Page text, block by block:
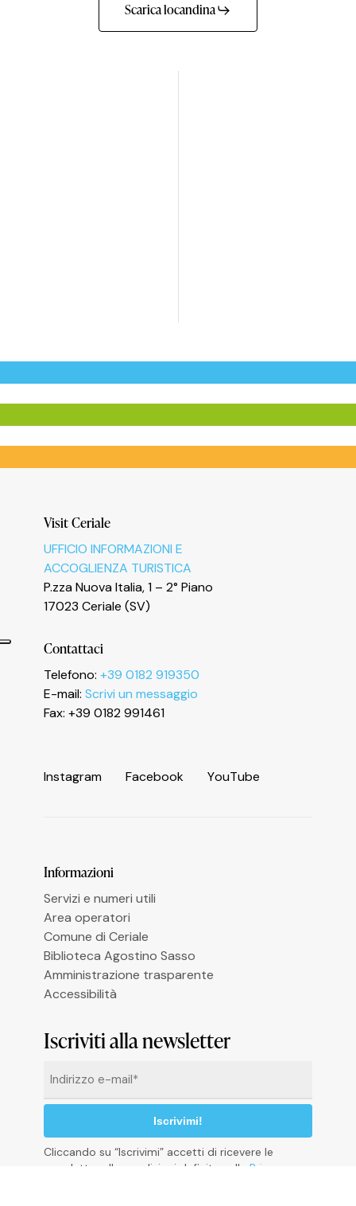
Scarica locandina
Visit Ceriale
UFFICIO INFORMAZIONI E
ACCOGLIENZA TURISTICA
P.zza Nuova Italia, 1 – 2° Piano
17023 Ceriale (SV)
Contattaci
Telefono: +39 0182 919350
E-mail: Scrivi un messaggio
Fax: +39 0182 991461
Instagram Facebook YouTube
Informazioni
Servizi e numeri utili
Area operatori
Comune di Ceriale
Biblioteca Agostino Sasso
Amministrazione trasparente
Accessibilità
Iscriviti alla newsletter
Cliccando su “Iscrivimi” accetti di ricevere le
newsletter alle condizioni definite nella Privacy